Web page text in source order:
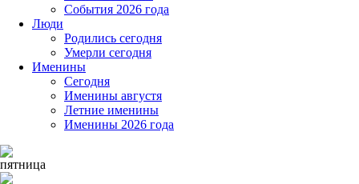
События 2026 года
Люди
Родились сегодня
Умерли сегодня
Именины
Cегодня
Именины августя
Летние именины
Именины 2026 года
пятница